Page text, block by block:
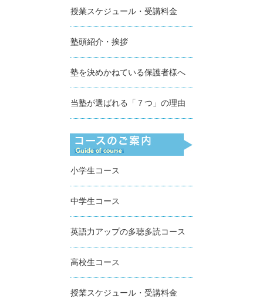
授業スケジュール・受講料金
塾頭紹介・挨拶
塾を決めかねている保護者様へ
当塾が選ばれる「７つ」の理由
小学生コース
中学生コース
英語力アップの多聴多読コース
高校生コース
授業スケジュール・受講料金